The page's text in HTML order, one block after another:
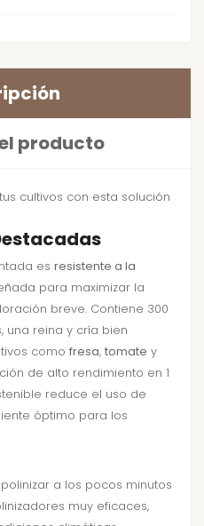
producto
cultivos con esta solución
es resistente a la
para maximizar la
breve. Contiene 300
una reina y cría bien
como fresa, tomate y
de alto rendimiento en 1
reduce el uso de
óptimo para los
a los pocos minutos
muy eficaces,